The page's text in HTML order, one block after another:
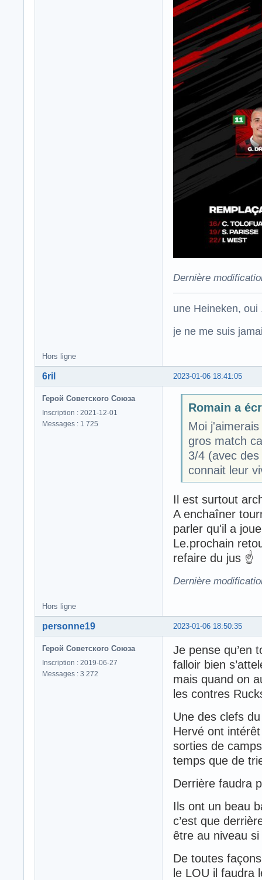
Dernière
une Heineken,
je ne me suis
Hors ligne
2023-01-06 18:41:05
6ril
Герой Советского Союза
Inscription : 2021-12-01
Messages : 1 725
Romain a
Moi
gros match
3/4 (avec
connait leur
Il est surtout
A enchaîner
parler qu'il a
Le.prochain
refaire du jus ☝️
Dernière
Hors ligne
2023-01-06 18:50:35
personne19
Герой Советского Союза
Inscription : 2019-06-27
Messages : 3 272
Je pense qu’en
falloir bien
mais quand on
les contres
Une des clefs
Hervé ont
sorties de
temps que de
Derrière faudra
Ils ont un beau
c’est que
être au niveau
De toutes
le LOU il faudra